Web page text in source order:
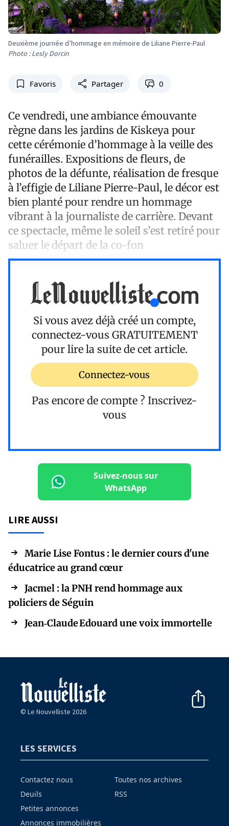
Deuxième journée d’hommage en mémoire de Liliane Pierre-Paul
Photo : Lesly Dorcin
Favoris Partager 0
Ce vendredi, une ambiance émouvante
règne dans les jardins de Kiskeya pour
cette cérémonie d’hommage à la veille des
funérailles. Expositions de fleurs, de
photos de la défunte, réalisation de fresque
à l’effigie de Liliane Pierre-Paul, le décor est
bien planté pour rendre un hommage
vibrant à la journaliste de carrière. Devant
ce spectacle, même le soleil s’est retiré pour
saluer le départ de la co-fon
Si vous avez déjà créé un compte,
connectez-vous GRATUITEMENT
pour lire la suite de cet article.
Connectez-vous
Pas encore de compte ? Inscrivez-
vous
Suivez-nous sur
WhatsApp
LIRE AUSSI
Marie Lise Fontus : le dernier cours d'une
éducatrice au grand cœur
Jacmel : la PNH rend hommage aux
policiers de Séguin
Jean‑Claude Edouard une voix immortelle
© Le Nouvelliste 2026
LES SERVICES
Contactez nous
Deuils
Petites annonces
Annonces immobilières
Toutes nos archives
RSS